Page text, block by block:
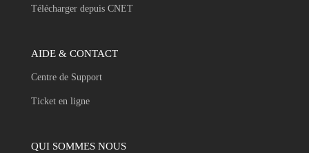
Télécharger depuis CNET
AIDE & CONTACT
Centre de Support
Ticket en ligne
QUI SOMMES NOUS